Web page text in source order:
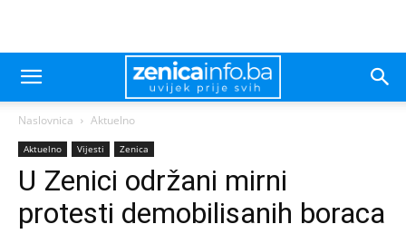
Naslovnica Aktuelno
Aktuelno Vijesti Zenica
U Zenici održani mirni
protesti demobilisanih boraca